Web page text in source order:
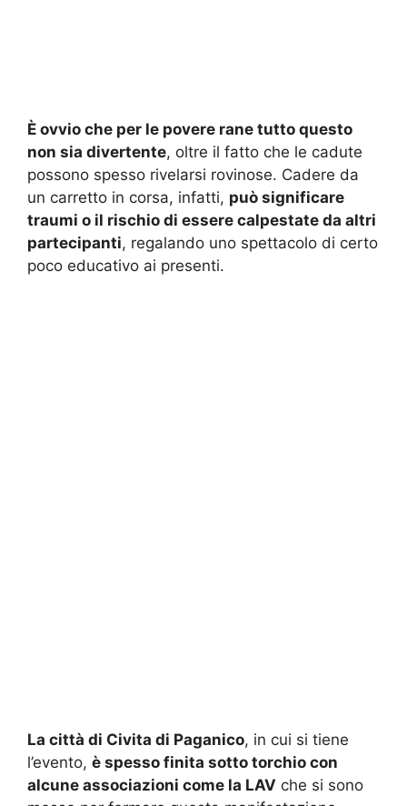
È ovvio che per le povere rane tutto questo
non sia divertente, oltre il fatto che le cadute
possono spesso rivelarsi rovinose. Cadere da
un carretto in corsa, infatti, può significare
traumi o il rischio di essere calpestate da altri
partecipanti, regalando uno spettacolo di certo
poco educativo ai presenti.
La città di Civita di Paganico, in cui si tiene
l’evento, è spesso finita sotto torchio con
alcune associazioni come la LAV che si sono